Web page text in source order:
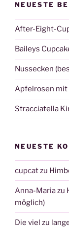
NEUESTE
After-Eight-
Baileys
Nussecken
Apfelrosen mit
Stracciatella
NEUESTE
cupcatzu
Anna-Mariazu
möglich)
Die viel zu